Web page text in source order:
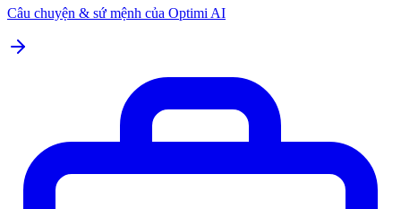
Câu chuyện & sứ mệnh của Optimi AI